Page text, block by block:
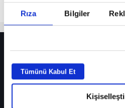
Rıza Bilgiler
Tümünü Kabul Et
Fenerbahçe’de sürpriz ayrılık ihtimali!
Fenerbahçe’nin yeni transferi Mason
Galatasaray’da rota yeniden Thiago